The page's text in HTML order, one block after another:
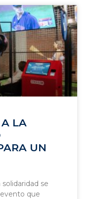
A LA
UN
se
que